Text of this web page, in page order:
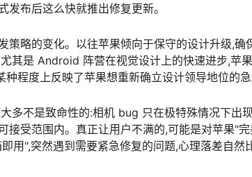
发布后这么快就推出修复更新。
策略的变化。以往苹果倾向于保守的设计升级,确
其是 Android 阵营在视觉设计上的快速进步,苹
程度上反映了苹果想重新确立设计领导地位的急
多不是致命性的:相机 bug 只在极特殊情况下出
接受范围内。真正让用户不满的,可能是对苹果"
用",突然遇到需要紧急修复的问题,心理落差自然